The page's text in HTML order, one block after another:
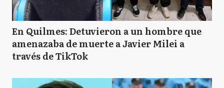
En Quilmes: Detuvieron a un hombre que
amenazaba de muerte a Javier Milei a
través de TikTok